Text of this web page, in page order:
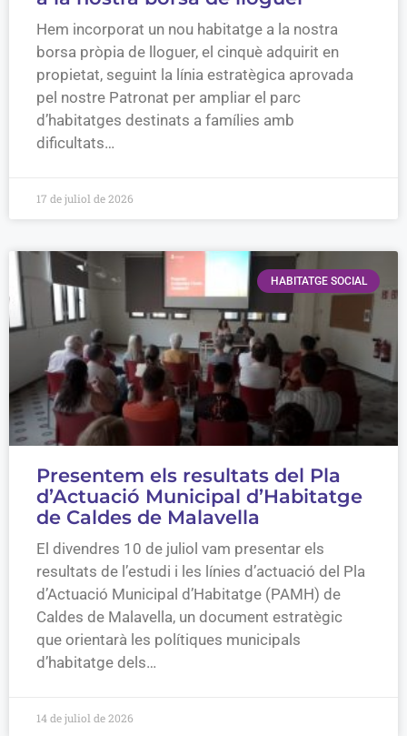
Hem incorporat un nou habitatge a la nostra
borsa pròpia de lloguer, el cinquè adquirit en
propietat, seguint la línia estratègica aprovada
pel nostre Patronat per ampliar el parc
d’habitatges destinats a famílies amb
dificultats…
17 de juliol de 2026
HABITATGE SOCIAL
Presentem els resultats del Pla
d’Actuació Municipal d’Habitatge
de Caldes de Malavella
El divendres 10 de juliol vam presentar els
resultats de l’estudi i les línies d’actuació del Pla
d’Actuació Municipal d’Habitatge (PAMH) de
Caldes de Malavella, un document estratègic
que orientarà les polítiques municipals
d’habitatge dels…
14 de juliol de 2026